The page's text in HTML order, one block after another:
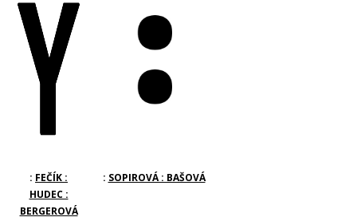
: FEČÍK :
HUDEC :
BERGEROVÁ
: SOPIROVÁ : BAŠOVÁ